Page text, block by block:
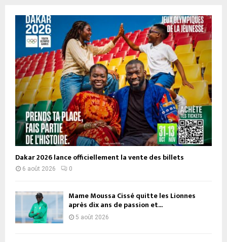
Dakar 2026 lance officiellement la vente des billets
6 août 2026 0
Mame Moussa Cissé quitte les Lionnes
après dix ans de passion et...
5 août 2026